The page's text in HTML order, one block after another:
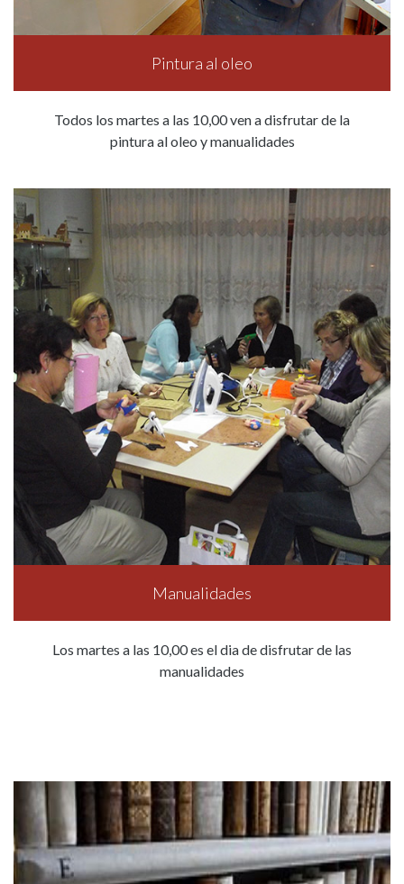
Pintura al oleo
Todos los martes a las 10,00 ven a disfrutar de la
pintura al oleo y manualidades
Manualidades
Los martes a las 10,00 es el dia de disfrutar de las
manualidades